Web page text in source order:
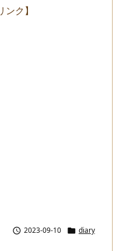
ンク】
 2023-09-10  diary